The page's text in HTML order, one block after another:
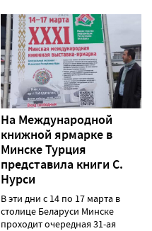
На Международной
книжной ярмарке в
Минске Турция
представила книги С.
Нурси
В эти дни с 14 по 17 марта в
столице Беларуси Минске
проходит очередная 31-ая